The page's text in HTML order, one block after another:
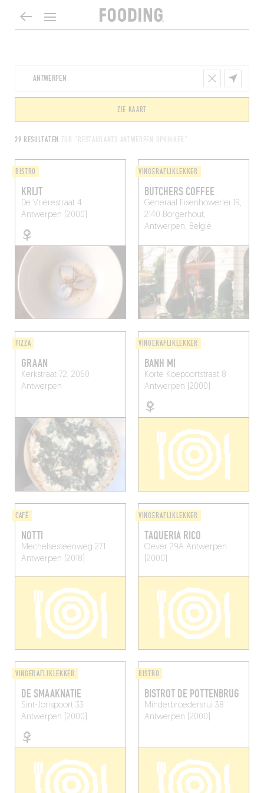
29 RESULTATEN FOR "RESTAURANTS ANTWERPEN OPKIKKER"
ZIE KAART
BISTRO
KRIJT
De Vrièrestraat 4
Antwerpen (2000)
VINGERAFLIKLEKKER
BUTCHERS COFFEE
Generaal Eisenhowerlei 19,
2140 Borgerhout,
Antwerpen, België
PIZZA
GRAAN
Kerkstraat 72, 2060
Antwerpen
VINGERAFLIKLEKKER
BANH MI
Korte Koepoortstraat 8
Antwerpen (2000)
CAFÉ
NOTTI
Mechelsesteenweg 271
Antwerpen (2018)
VINGERAFLIKLEKKER
TAQUERIA RICO
Oever 29A Antwerpen
(2000)
VINGERAFLIKLEKKER
DE SMAAKNATIE
Sint-Jorispoort 33
Antwerpen (2000)
BISTRO
BISTROT DE POTTENBRUG
Minderbroedersrui 38
Antwerpen (2000)